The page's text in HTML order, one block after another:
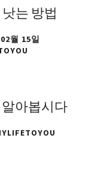
는 방법
월 15일
아봅시다